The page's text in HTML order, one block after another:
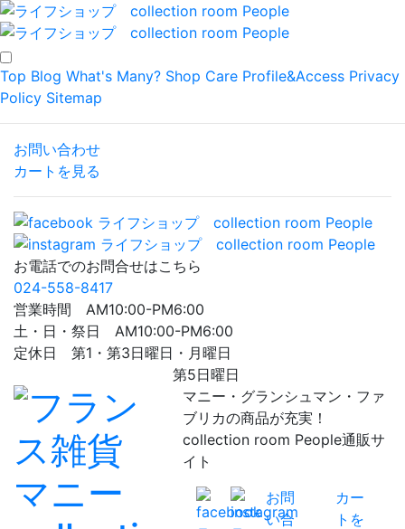
Top Blog What's Many? Shop Care Profile&Access Privacy
Policy Sitemap
お問い合わせ
カートを見る
お電話でのお問合せはこちら
024-558-8417
営業時間 AM10:00-PM6:00
土・日・祭日 AM10:00-PM6:00
定休日 第1・第3日曜日・月曜日
第5日曜日
マニー・グランシュマン・ファ
ブリカの商品が充実！
collection room People通販サ
イト
お問
い合
カー
トを